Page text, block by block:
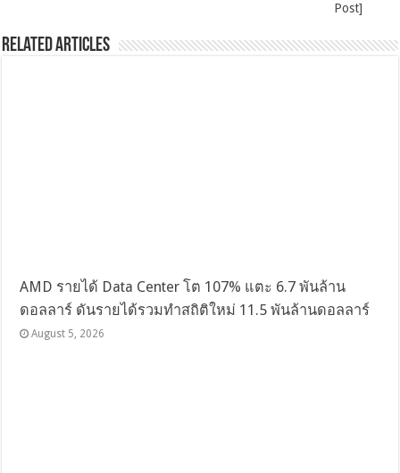
Post]
Related Articles
AMD รายได้ Data Center โต 107% แตะ 6.7 พันล้าน
ดอลลาร์ ดันรายได้รวมทำสถิติใหม่ 11.5 พันล้านดอลลาร์
August 5, 2026